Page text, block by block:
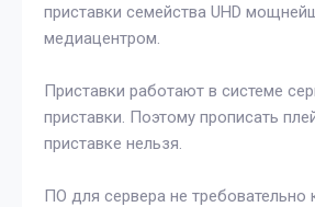
приставки семейства UHD
медиацентром.
Приставки работают в системе
приставки. Поэтому прописать
приставке нельзя.
ПО для сервера не требовательно